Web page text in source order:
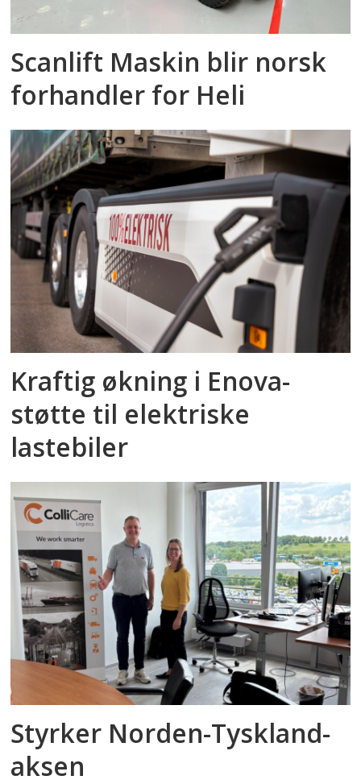
Scanlift Maskin blir norsk
forhandler for Heli
Kraftig økning i Enova-
støtte til elektriske
lastebiler
Styrker Norden-Tyskland-
aksen